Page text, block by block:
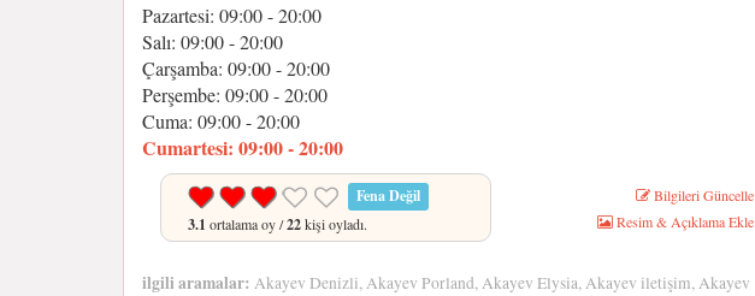
Pazartesi: 09:00 - 20:00
Salı: 09:00 - 20:00
Çarşamba: 09:00 - 20:00
Perşembe: 09:00 - 20:00
Cuma: 09:00 - 20:00
Cumartesi: 09:00 - 20:00
Fena Değil
3.1 ortalama oy /22kişi oyladı.
Bilgileri Güncelle
Resim & Açıklama Ekle
ilgili aramalar: Akayev Denizli, Akayev Porland, Akayev Elysia, Akayev iletişim, Akayev